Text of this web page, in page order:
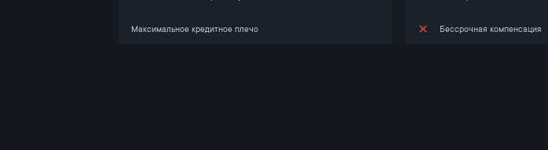
Максимальное кредитное плечо Бессрочная компенсация